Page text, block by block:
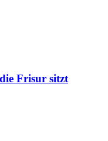
Frisur sitzt